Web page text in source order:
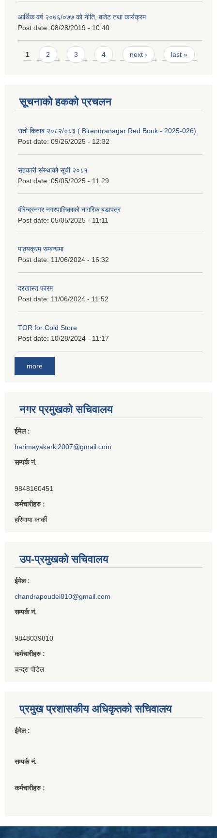
आर्थिक वर्ष २०७६/०७७ को नीति, बजेट तथा कार्यक्रम
Post date: 08/28/2019 - 10:40
Pages
1 2 3 4 next › last »
सूचनाको हकको प्रचलन
रातो किताब २०८२/०८३ ( Birendranagar Red Book - 2025-026)
Post date: 09/26/2025 - 12:32
सहकारी संस्थाको सूची २०८१
Post date: 05/05/2025 - 11:29
वीरेन्द्रनगर नगरपालिकाको नागरिक बडापत्र
Post date: 05/05/2025 - 11:11
पाठ्यक्रम सम्बन्धमा
Post date: 11/06/2024 - 16:32
दरखास्त फारम
Post date: 11/06/2024 - 11:52
TOR for Cold Store
Post date: 10/28/2024 - 11:17
more
नगर प्रमुखको सचिवालय
ईमेल :
harimayakarki2007@gmail.com
सम्पर्क नं.
9848160451
कर्मचारीहरु :
हरिमाया कार्की
उप-प्रमुखको सचिवालय
ईमेल :
chandrapoudel810@gmail.com
सम्पर्क नं.
9848039810
कर्मचारीहरु :
चन्द्रा पौडेल
प्रमुख प्रशासकीय अधिकृतको सचिवालय
ईमेल :
सम्पर्क नं.
कर्मचारीहरु :